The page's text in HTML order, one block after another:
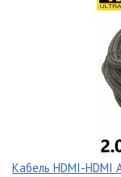
Кабель HDMI-HDMI